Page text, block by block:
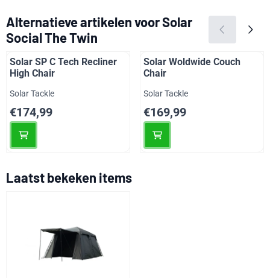
Alternatieve artikelen voorSolar
Social The Twin
Solar SP C Tech Recliner
High Chair
Merk:
Solar Tackle
Prijs: 174,99
€174,99
Solar Woldwide Couch
Chair
Merk:
Solar Tackle
Prijs: 169,99
€169,99
Laatst bekeken items